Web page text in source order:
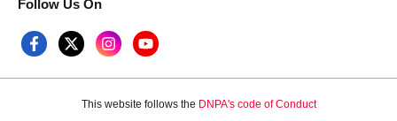
Follow Us On
This website follows the DNPA's code of Conduct